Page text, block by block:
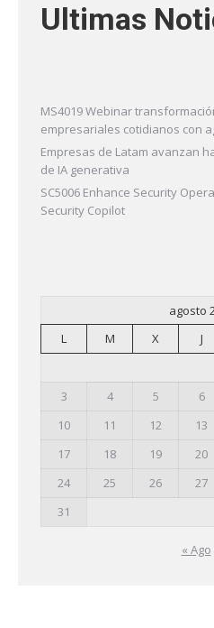
Ultimas
MS4019 Webinar
empresariales cotidianos con
Empresas de Latam avanzan
de IA generativa
SC5006 Enhance Security
Security Copilot
agosto
L
M X J
3
4 5 6
10
11 12 13
17
18 19 20
24
25 26 27
31
« Ago